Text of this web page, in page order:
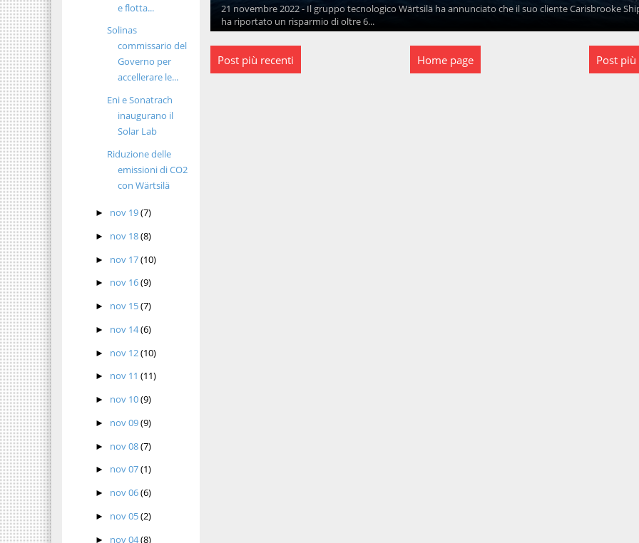
e flotta...
Solinas
commissario del
Governo per
accellerare le...
Eni e Sonatrach
inaugurano il
Solar Lab
Riduzione delle
emissioni di CO2
con Wärtsilä
► nov 19(7)
► nov 18(8)
► nov 17(10)
► nov 16(9)
► nov 15(7)
► nov 14(6)
► nov 12(10)
► nov 11(11)
► nov 10(9)
► nov 09(9)
► nov 08(7)
► nov 07(1)
► nov 06(6)
► nov 05(2)
► nov 04(8)
21 novembre 2022 - Il gruppo tecnologico Wärtsilä ha annunciato che il suo cliente Carisbrooke
ha riportato un risparmio di oltre 6...
Post più recenti Post
Home page